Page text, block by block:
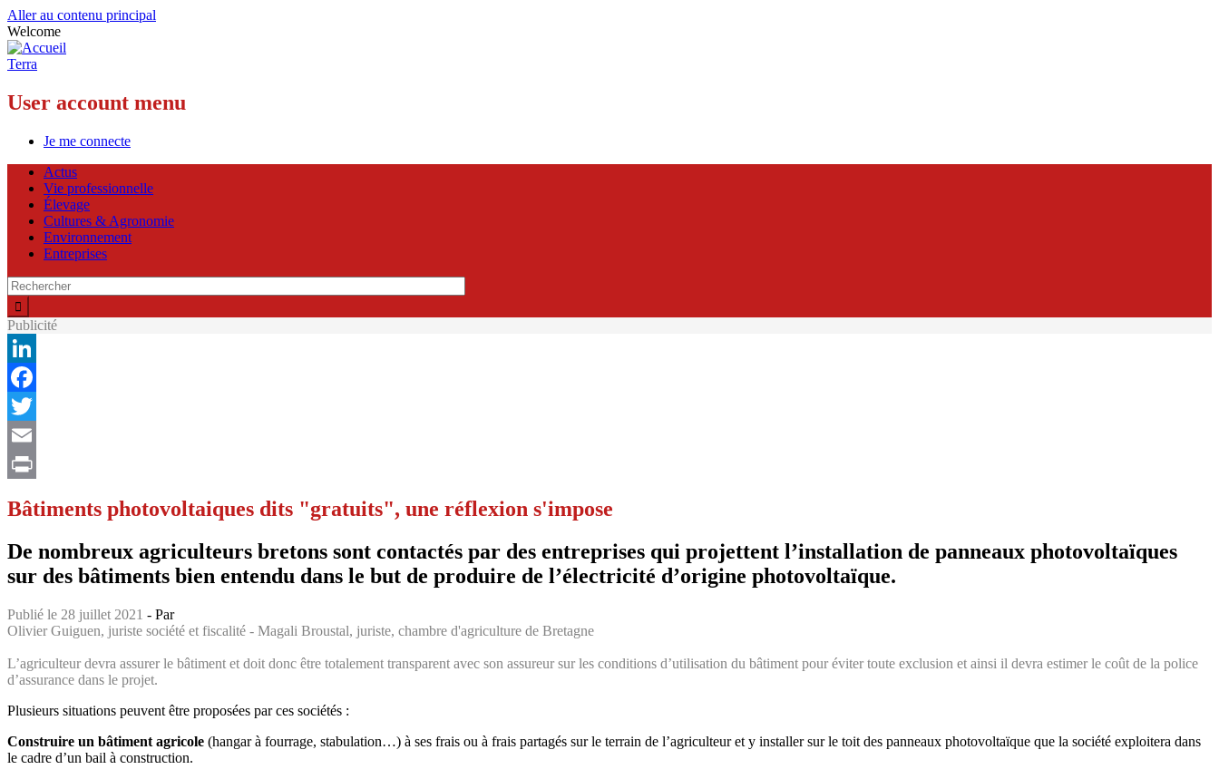
Aller au contenu principal
Welcome
Terra
User account menu
Je me connecte
Actus
Vie professionnelle
Élevage
Cultures & Agronomie
Environnement
Entreprises
Publicité
LinkedIn
Facebook
Twitter
Email
Bâtiments photovoltaiques dits "gratuits", une réflexion s'impose
De nombreux agriculteurs bretons sont contactés par des entreprises qui projettent l’installation de panneaux photovoltaïques
sur des bâtiments bien entendu dans le but de produire de l’électricité d’origine photovoltaïque.
Publié le 28 juillet 2021 - Par
Olivier Guiguen, juriste société et fiscalité - Magali Broustal, juriste, chambre d'agriculture de Bretagne
L’agriculteur devra assurer le bâtiment et doit donc être totalement transparent avec son assureur sur les conditions d’utilisation du bâtiment pour éviter toute exclusion et ainsi il devra estimer le coût de la police
d’assurance dans le projet.
Plusieurs situations peuvent être proposées par ces sociétés :
Construire un bâtiment agricole (hangar à fourrage, stabulation…) à ses frais ou à frais partagés sur le terrain de l’agriculteur et y installer sur le toit des panneaux photovoltaïque que la société exploitera dans
le cadre d’un bail à construction.